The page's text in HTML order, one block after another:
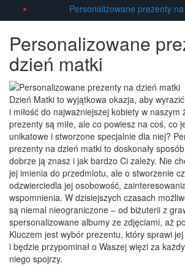
Personalizowane prezenty
Personalizowane
dzień matki
Dzień Matki to wyjątkowa okazja, aby
i miłość do najważniejszej kobiety w naszym
prezenty są miłe, ale co powiesz na coś, co
unikatowe i stworzone specjalnie dla niej?
prezenty na dzień matki to doskonały
dobrze ją znasz i jak bardzo Ci zależy. Nie
jej imienia do przedmiotu, ale o stworzenie
odzwierciedla jej osobowość,
wspomnienia. W dzisiejszych czasach
są niemal nieograniczone – od biżuterii z
spersonalizowane albumy ze zdjęciami, aż
Kluczem jest wybór prezentu, który sprawi
i będzie przypominał o Waszej więzi za
niego spojrzy.